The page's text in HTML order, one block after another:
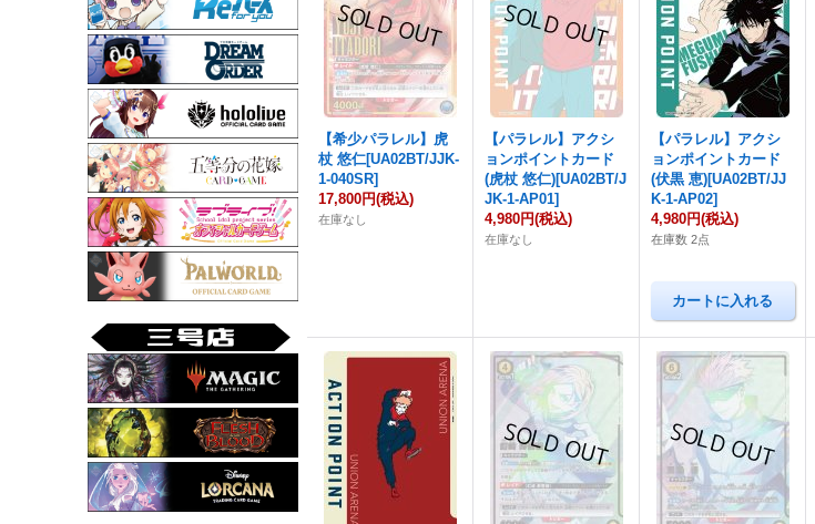
【希少パラレル】虎
杖 悠仁[UA02BT/JJK-
1-040SR]
17,800円(税込)
在庫なし
【パラレル】アクシ
ョンポイントカード
(虎杖 悠仁)[UA02BT/J
JK-1-AP01]
4,980円(税込)
在庫なし
【パラレル】アクシ
ョンポイントカード
(伏黒 恵)[UA02BT/JJ
K-1-AP02]
4,980円(税込)
在庫数 2点